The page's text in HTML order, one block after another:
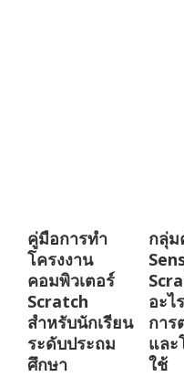
คู่มือการทำ
โครงงาน
คอมพิวเตอร์
Scratch
สำหรับนักเรียน
ระดับประถม
ศึกษา
กลุ่ม
อะไ
การ
และ
ใช้